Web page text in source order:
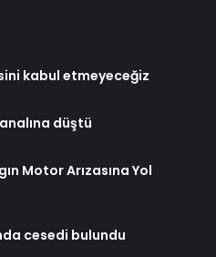
kabul etmeyeceğiz
düştü
Motor Arızasına Yol
cesedi bulundu